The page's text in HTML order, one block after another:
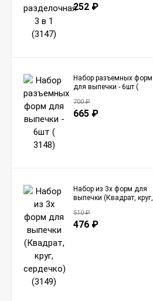
252 ₽
Набор разъемных форм
для выпечки - 6шт (
700₽
665 ₽
Набор из 3х форм для
выпечки (Квадрат, круг,
510₽
476 ₽